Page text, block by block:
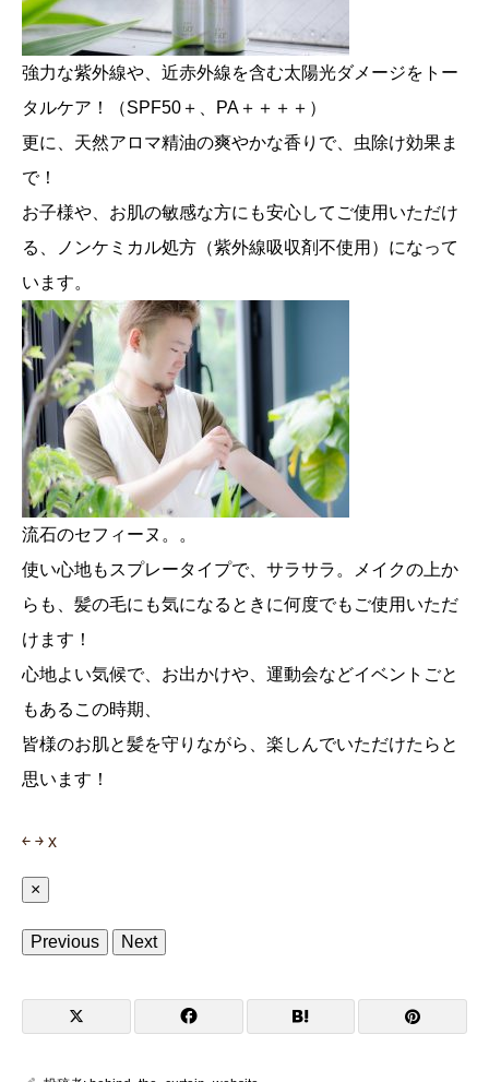
強力な紫外線や、近赤外線を含む太陽光ダメージをトー
タルケア！（SPF50＋、PA＋＋＋＋）
更に、天然アロマ精油の爽やかな香りで、虫除け効果ま
で！
お子様や、お肌の敏感な方にも安心してご使用いただけ
る、ノンケミカル処方（紫外線吸収剤不使用）になって
います。
流石のセフィーヌ。。
使い心地もスプレータイプで、サラサラ。メイクの上か
らも、髪の毛にも気になるときに何度でもご使用いただ
けます！
心地よい気候で、お出かけや、運動会などイベントごと
もあるこの時期、
皆様のお肌と髪を守りながら、楽しんでいただけたらと
思います！
￩ ￫ x
×
Previous Next